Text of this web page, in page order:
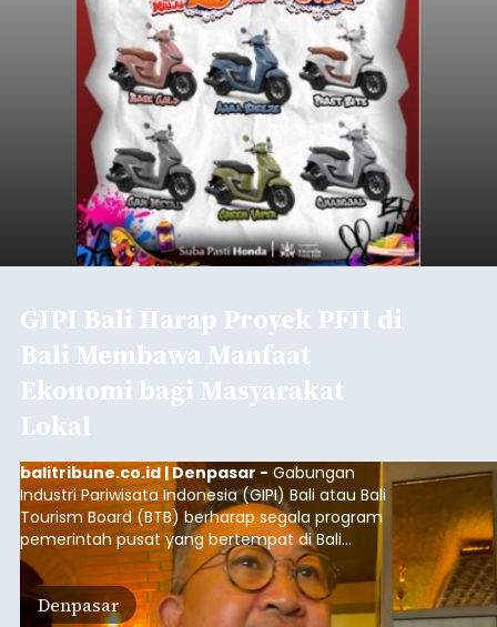
GIPI Bali Harap Proyek PFII di
Bali Membawa Manfaat
Ekonomi bagi Masyarakat
Lokal
balitribune.co.id | Denpasar - Gabungan
Industri Pariwisata Indonesia (GIPI) Bali atau Bali
Tourism Board (BTB) berharap segala program
pemerintah pusat yang bertempat di Bali
membawa dampak positif bagi masyarakat lokal.
"Program pemerintah ini (Bali sebagai Pusat
Finansial Internasional Indonesia/PFII) harus
Denpasar